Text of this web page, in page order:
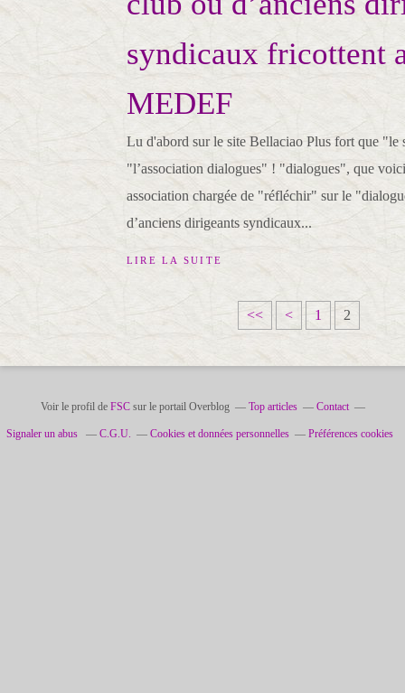
syndicaux fricottent
MEDEF
Lu d'abord sur le site Bellaciao Plus fort que "le
"l’association dialogues" ! "dialogues", que
association chargée de "réfléchir" sur le
d’anciens dirigeants syndicaux...
LIRE LA SUITE
<< < 1 2
Voir le profil de FSCsur le portail Overblog Top articles Contact
Signaler un abus C.G.U. Cookies et données personnelles Préférences cookies